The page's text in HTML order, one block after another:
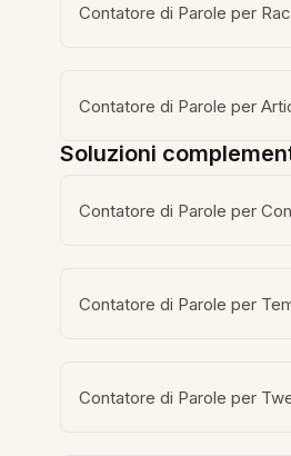
Contatore di Parole per
Contatore di Parole per
Soluzioni
Contatore di Parole per
Contatore di Parole per
Contatore di Parole per